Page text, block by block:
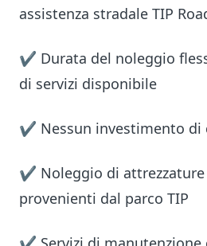
assistenza stradale TIP
✔ Durata del noleggio
di servizi disponibile
✔ Nessun investimento di
✔ Noleggio di attrezzature
provenienti dal parco TIP